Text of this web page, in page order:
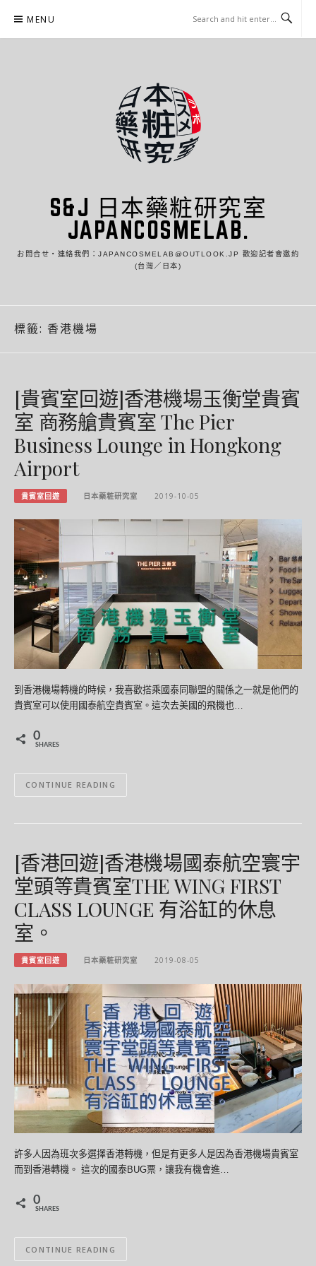
content
MENU
S&J 日本藥粧研究室
JAPANCOSMELAB.
お問合せ・連絡我們：JAPANCOSMELAB@OUTLOOK.JP 歡迎記者會邀約
(台灣／日本)
標籤: 香港機場
[貴賓室回遊]香港機場玉衡堂貴賓
室 商務艙貴賓室 The Pier
Business Lounge in Hongkong
Airport
貴賓室回遊 日本藥粧研究室 2019-10-05
到香港機場轉機的時候，我喜歡搭乘國泰同聯盟的關係之一就是他們的
貴賓室可以使用國泰航空貴賓室。這次去美國的飛機也…
0
SHARES
CONTINUE READING
[香港回遊]香港機場國泰航空寰宇
堂頭等貴賓室THE WING FIRST
CLASS LOUNGE 有浴缸的休息
室。
貴賓室回遊 日本藥粧研究室 2019-08-05
許多人因為班次多選擇香港轉機，但是有更多人是因為香港機場貴賓室
而到香港轉機。 這次的國泰BUG票，讓我有機會進…
0
SHARES
CONTINUE READING